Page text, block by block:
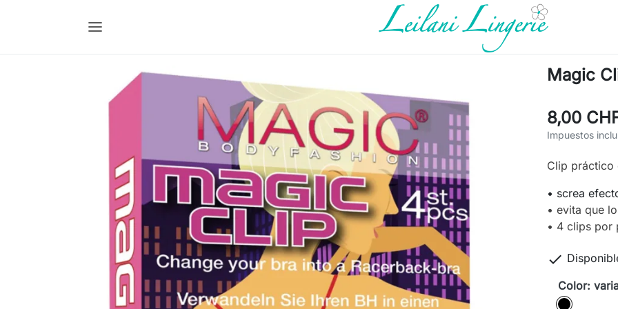
Magic
8,00
Impuestos
Clip práctico
• screa
• evita que
• 4 clips por

Color:
variado